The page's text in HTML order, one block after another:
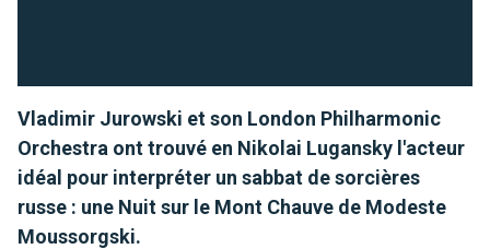
Vladimir Jurowski et son London Philharmonic
Orchestra ont trouvé en Nikolai Lugansky l'acteur
idéal pour interpréter un sabbat de sorcières
russe : une Nuit sur le Mont Chauve de Modeste
Moussorgski.